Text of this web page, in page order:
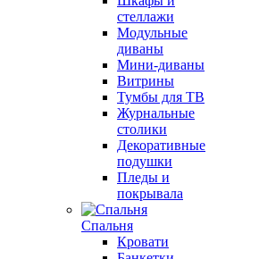
стеллажи
Модульные
диваны
Мини-диваны
Витрины
Тумбы для ТВ
Журнальные
столики
Декоративные
подушки
Пледы и
покрывала
Спальня
Кровати